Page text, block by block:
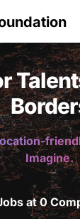
Imagine.
at 0